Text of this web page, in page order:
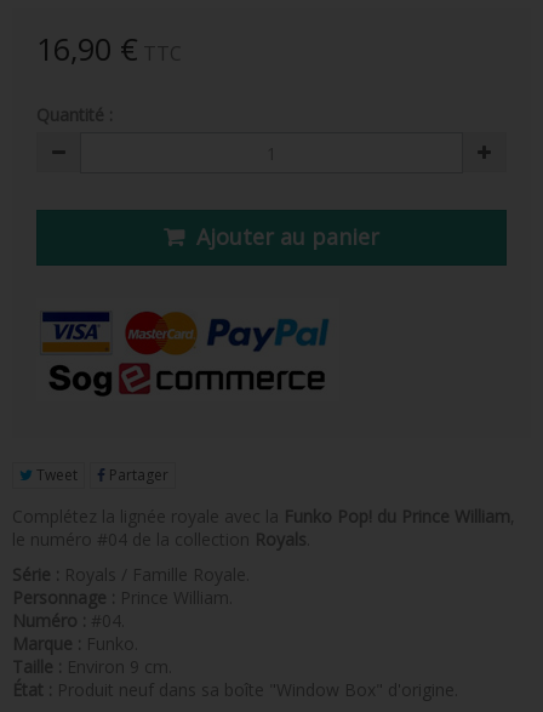
FIGURINE POP ROYALS FAMILY
POP PROTECTION
PORTE-CLÉS POCKET POP
FUNKO VINYL SODA
FUNKO POP PIN
16,90 €
Ajouter au panier
Tweet Partager
Complétez la lignée royale avec la Funko Pop! du Prince William
le numéro #04 de la collection Royals
Série : Royals / Famille Royale.
Personnage : Prince William.
Numéro : #04.
Marque : Funko.
Taille : Environ 9 cm.
État : Produit neuf dans sa boîte "Window Box" d'origine.